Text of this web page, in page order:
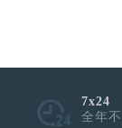
7x24
全年